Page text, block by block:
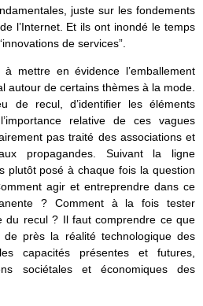
juste sur les fondements
l’Internet. Et ils ont inondé le temps
de services”.
mettre en évidence l’emballement
autour de certains thèmes à la mode.
de recul, d’identifier les éléments
relative de ces vagues
pas traité des associations et
propagandes. Suivant la ligne
plutôt posé à chaque fois la question
agir et entreprendre dans ce
? Comment à la fois tester
du recul ? Il faut comprendre ce que
de près la réalité technologique des
capacités présentes et futures,
sociétales et économiques des